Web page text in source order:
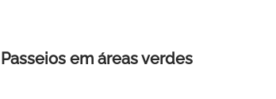
Passeios em áreas verdes